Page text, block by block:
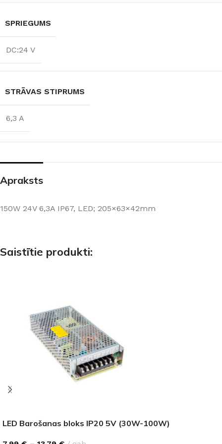
SPRIEGUMS
DC:24 V
STRĀVAS STIPRUMS
6,3 A
Apraksts
150W 24V 6,3A IP67, LED; 205×63×42mm
Saistītie produkti:
LED Barošanas bloks IP20 5V (30W-100W)